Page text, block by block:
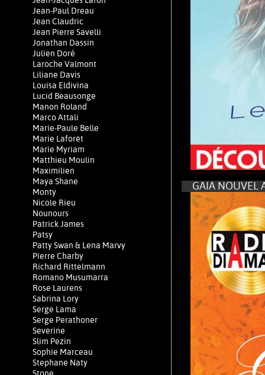
Jean-Paul Dreau
Jean Claudric
Jean Pierre Savelli
Jonathan Dassin
Julien Doré
Laroche Valmont
Liliane Davis
Louisa Eldivina
Lucid Beausonge
Manon Roland
Marco Attali
Marie-Paule Belle
Marie Laforêt
Marie Myriam
Matthieu Moulin
Maximilien
Maya Shane
Monty
Nicole Rieu
Nounours
Patrick James
Patsy
Patty Swan & Lena Marvy
Pierre Charby
Richard Rittelmann
Romano Musumarra
Rose Laurens
Sabrina Lory
Serge Lama
Serge Perathoner
Severine
Slim Pezin
Sophie Marceau
Stephane Naty
GAIA NOUVEL